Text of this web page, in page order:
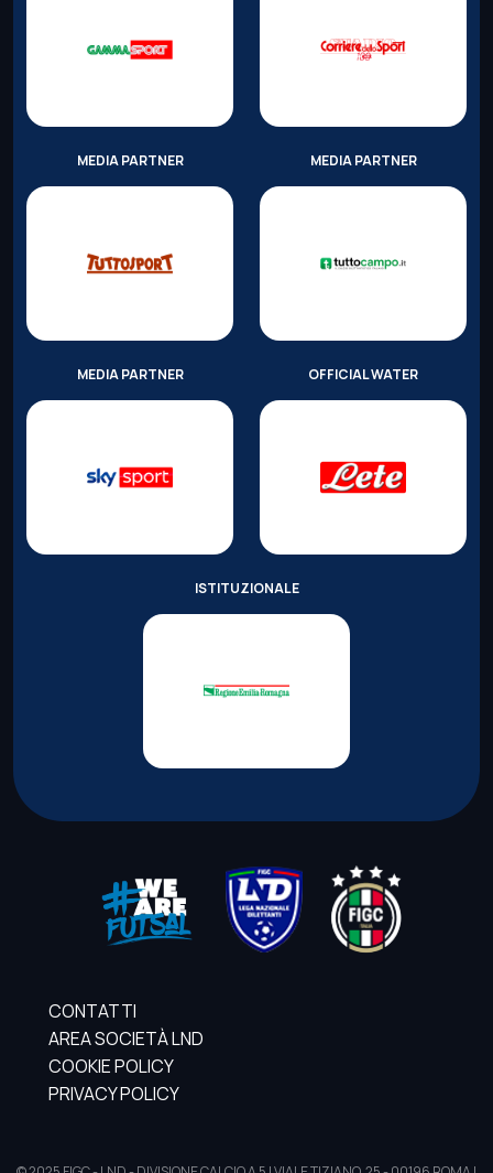
MEDIA PARTNER MEDIA PARTNER
MEDIA PARTNER OFFICIAL WATER
ISTITUZIONALE
CONTATTI
AREA SOCIETÀ LND
COOKIE POLICY
PRIVACY POLICY